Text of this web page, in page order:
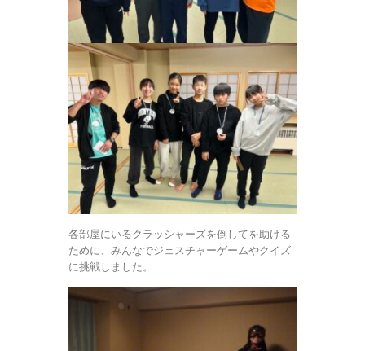
各部屋にいるクラッシャーズを倒してを助ける
ために、みんなでジェスチャーゲームやクイズ
に挑戦しました。